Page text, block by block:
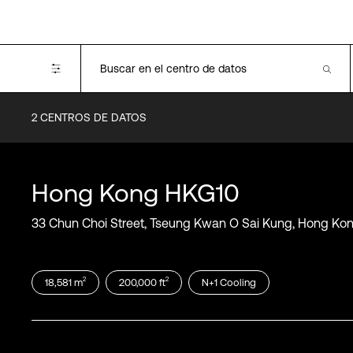
SOC3 PCI-DSS
ISO 9001 ISO 14001
2 CENTROS DE DATOS
Hong Kong HKG10
33 Chun Choi Street, Tseung Kwan O Sai Kung, Hong
18,581 m2 200,000 ft2 N+1 Cooling